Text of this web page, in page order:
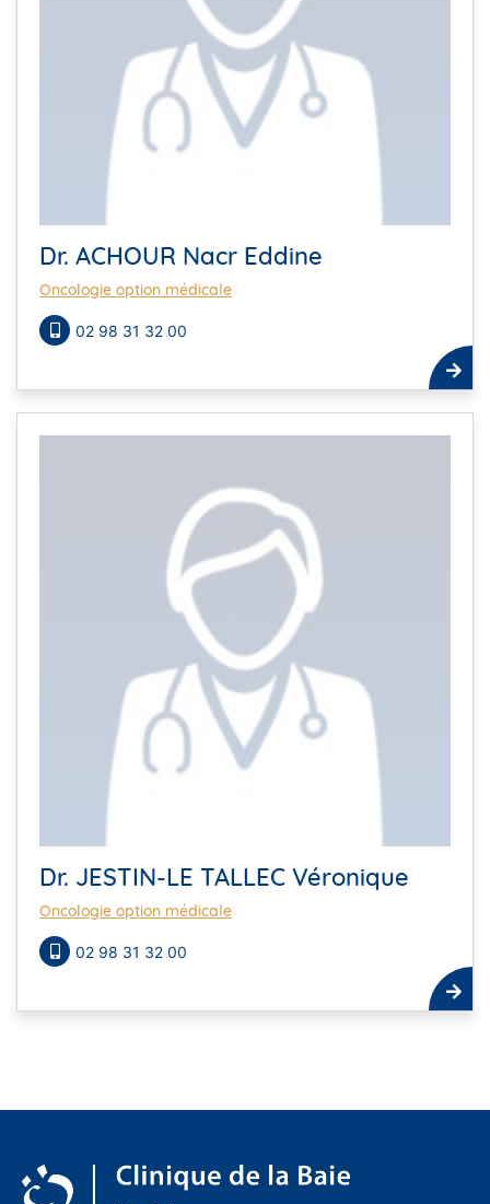
Dr. ACHOUR Nacr Eddine
Oncologie option médicale
02 98 31 32 00
Dr. JESTIN-LE TALLEC Véronique
Oncologie option médicale
02 98 31 32 00